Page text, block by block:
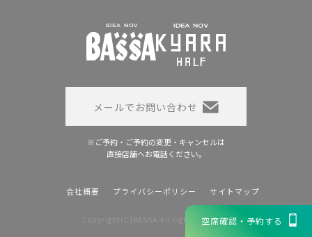
空席確認・予約する
メールでお問い合わせ
※ご予約・ご予約の変更・キャンセルは
直接店舗へお電話ください。
会社概要 プライバシーポリシー サイトマップ
Copyright(C)BASSA.All rights reserved